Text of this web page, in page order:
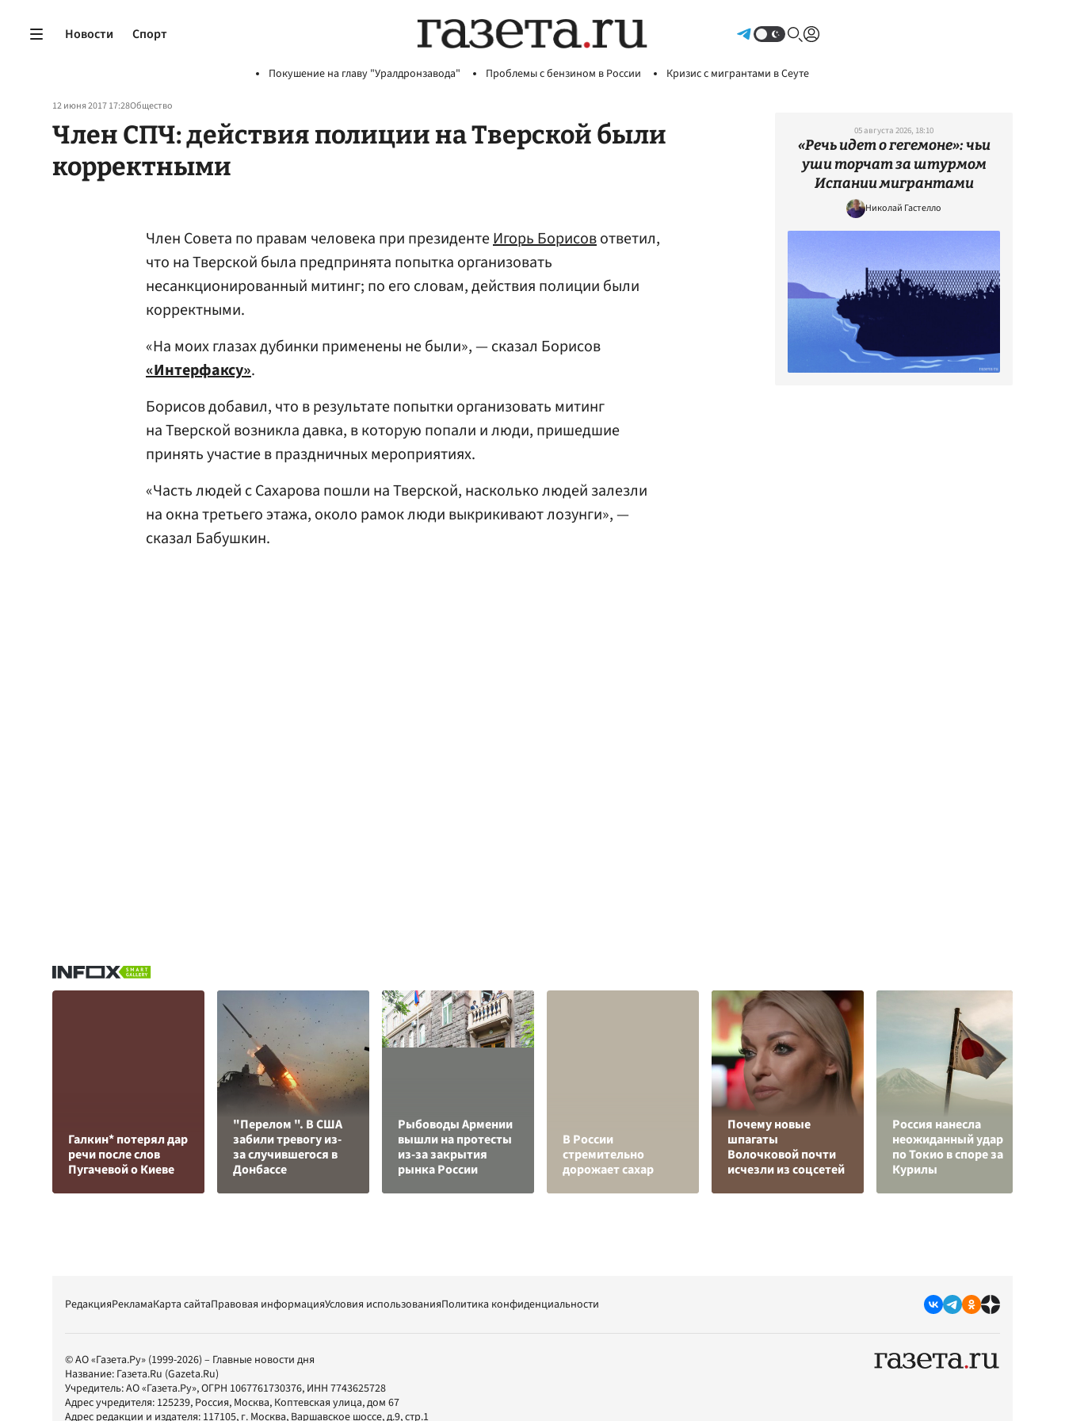
Новости Спорт
Покушение на главу "Уралдронзавода" Проблемы с бензином в России Кризис с мигрантами в Сеуте
12 июня 2017 17:28Общество
Член СПЧ: действия полиции на Тверской были
корректными
Член Совета по правам человека при президентеИгорь Борисовответил,
что на Тверской была предпринята попытка организовать
несанкционированный митинг; по его словам, действия полиции были
корректными.
«На моих глазах дубинки применены не были», — сказал Борисов
«Интерфаксу».
Борисов добавил, что в результате попытки организовать митинг
на Тверской возникла давка, в которую попали и люди, пришедшие
принять участие в праздничных мероприятиях.
«Часть людей с Сахарова пошли на Тверской, насколько людей залезли
на окна третьего этажа, около рамок люди выкрикивают лозунги», —
сказал Бабушкин.
05 августа 2026, 18:10
«Речь идет о гегемоне»: чьи
уши торчат за штурмом
Испании мигрантами
Николай Гастелло
Галкин* потерял дар
речи после слов
Пугачевой о Киеве
"Перелом ". В США
забили тревогу из-
за случившегося в
Донбассе
Рыбоводы Армении
вышли на протесты
из-за закрытия
рынка России
В России
стремительно
дорожает сахар
Почему новые
шпагаты
Волочковой почти
исчезли из соцсетей
Россия нанесла
неожиданный удар
по Токио в споре за
Курилы
РедакцияРекламаКарта сайтаПравовая информацияУсловия использованияПолитика конфиденциальности
© АО «Газета.Ру» (1999-2026) – Главные новости дня
Название: Газета.Ru (Gazeta.Ru)
Учредитель:АО «Газета.Ру», ОГРН 1067761730376, ИНН 7743625728
Адрес учредителя: 125239, Россия, Москва, Коптевская улица, дом 67
Адрес редакции и издателя: 117105, г. Москва, Варшавское шоссе, д.9, стр.1